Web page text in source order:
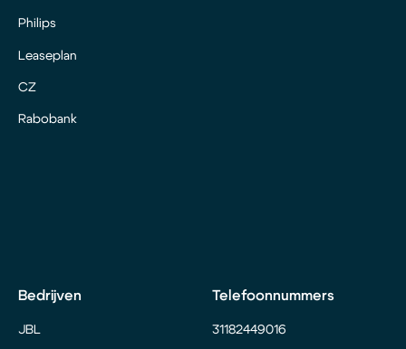
Philips
Leaseplan
CZ
Rabobank
Bedrijven
JBL
Telefoonnummers
31182449016